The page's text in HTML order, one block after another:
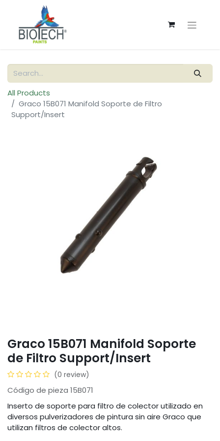
All Products
Graco 15B071 Manifold Soporte de Filtro
Support/Insert
Graco 15B071 Manifold Soporte
de Filtro Support/Insert
(0 review)
Código de pieza 15B071
Inserto de soporte para filtro de colector utilizado en
diversos pulverizadores de pintura sin aire Graco que
utilizan filtros de colector altos.